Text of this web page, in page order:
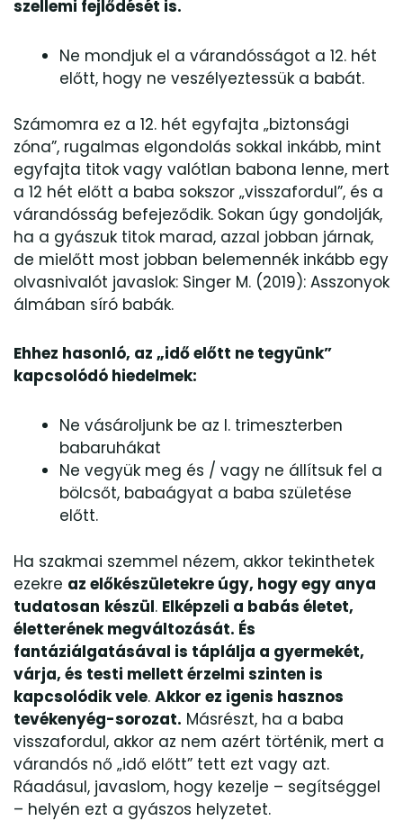
szellemi fejlődését is.
Ne mondjuk el a várandósságot a 12. hét
előtt, hogy ne veszélyeztessük a babát.
Számomra ez a 12. hét egyfajta „biztonsági
zóna”, rugalmas elgondolás sokkal inkább, mint
egyfajta titok vagy valótlan babona lenne, mert
a 12 hét előtt a baba sokszor „visszafordul”, és a
várandósság befejeződik. Sokan úgy gondolják,
ha a gyászuk titok marad, azzal jobban járnak,
de mielőtt most jobban belemennék inkább egy
olvasnivalót javaslok: Singer M. (2019): Asszonyok
álmában síró babák.
Ehhez hasonló, az „idő előtt ne tegyünk”
kapcsolódó hiedelmek:
Ne vásároljunk be az I. trimeszterben
babaruhákat
Ne vegyük meg és / vagy ne állítsuk fel a
bölcsőt, babaágyat a baba születése
előtt.
Ha szakmai szemmel nézem, akkor tekinthetek
ezekre az előkészületekre úgy, hogy egy anya
tudatosan készül. Elképzeli a babás életet,
életterének megváltozását. És
fantáziálgatásával is táplálja a gyermekét,
várja, és testi mellett érzelmi szinten is
kapcsolódik vele. Akkor ez igenis hasznos
tevékenyég-sorozat. Másrészt, ha a baba
visszafordul, akkor az nem azért történik, mert a
várandós nő „idő előtt” tett ezt vagy azt.
Ráadásul, javaslom, hogy kezelje – segítséggel
– helyén ezt a gyászos helyzetet.